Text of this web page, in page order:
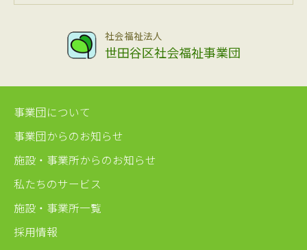
社会福祉法人
世田谷区社会福祉事業団
事業団について
事業団からのお知らせ
施設・事業所からのお知らせ
私たちのサービス
施設・事業所一覧
採用情報